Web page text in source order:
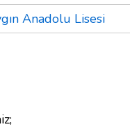
Anadolu Lisesi